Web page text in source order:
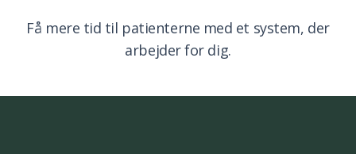
Få mere tid til patienterne med et system, der
arbejder for dig.